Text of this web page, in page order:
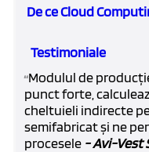
De ce Cloud
Testimoniale
“Modulul de
punct forte,
cheltuieli indirecte
semifabricat și ne
procesele - Avi-Vest